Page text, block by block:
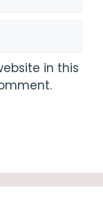
in this